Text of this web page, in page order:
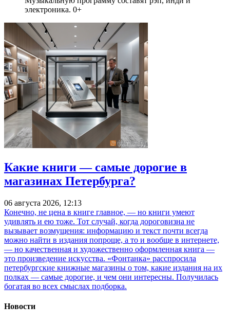
электроника. 0+
Какие книги — самые дорогие в
магазинах Петербурга?
06 августа 2026, 12:13
Конечно, не цена в книге главное, — но книги умеют
удивлять и ею тоже. Тот случай, когда дороговизна не
вызывает возмущения: информацию и текст почти всегда
можно найти в издания попроще, а то и вообще в интернете,
— но качественная и художественно оформленная книга —
это произведение искусства. «Фонтанка» расспросила
петербургские книжные магазины о том, какие издания на их
полках — самые дорогие, и чем они интересны. Получилась
богатая во всех смыслах подборка.
Новости